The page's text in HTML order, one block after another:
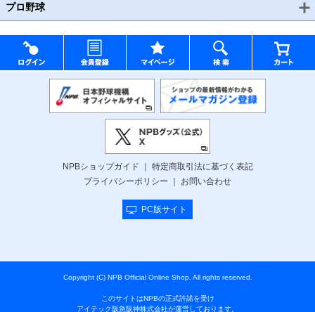
プロ野球
NPBショップガイド
特定商取引法に基づく表記
プライバシーポリシー
お問い合わせ
PC版サイト
Copyright (C) NPB Official Online Shop. All rights reserved.
このサイトはNPBの正式許諾を受け
アイテック阪急阪神株式会社が運営しております。